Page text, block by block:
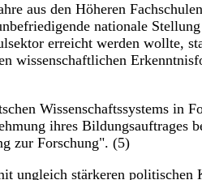
aus den Höheren
nationale
erreicht werden wollte,
wissenschaftlichen
Wissenschaftssystems in
ihres Bildungsauftrages
zur Forschung". (5)
ungleich stärkeren politischen